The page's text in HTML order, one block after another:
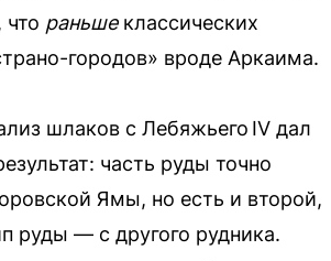
что раньшеклассических
городов» вроде Аркаима.
шлаков с Лебяжьего IV дал
часть руды точно
Ямы, но есть и второй,
руды — с другого рудника.